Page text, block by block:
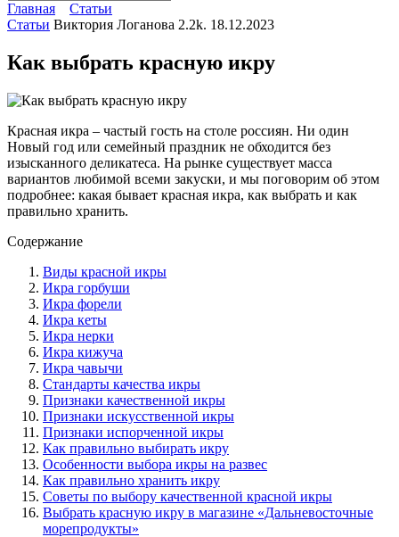
Главная
Статьи
Статьи Виктория Логанова 2.2k. 18.12.2023
Как выбрать красную икру
Красная икра – частый гость на столе россиян. Ни один
Новый год или семейный праздник не обходится без
изысканного деликатеса. На рынке существует масса
вариантов любимой всеми закуски, и мы поговорим об этом
подробнее: какая бывает красная икра, как выбрать и как
правильно хранить.
Содержание
Виды красной икры
Икра горбуши
Икра форели
Икра кеты
Икра нерки
Икра кижуча
Икра чавычи
Стандарты качества икры
Признаки качественной икры
Признаки искусственной икры
Признаки испорченной икры
Как правильно выбирать икру
Особенности выбора икры на развес
Как правильно хранить икру
Советы по выбору качественной красной икры
Выбрать красную икру в магазине «Дальневосточные
морепродукты»